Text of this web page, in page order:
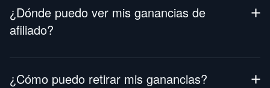
¿Dónde puedo ver mis ganancias de
afiliado?
derecha de la pantalla. Desde allí, haz clic en la opción
¿Cómo puedo retirar mis ganancias?